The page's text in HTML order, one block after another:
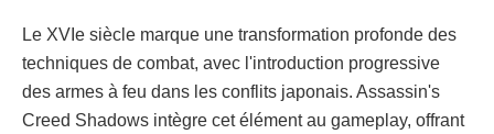
Le XVIe siècle marque une transformation profonde des
techniques de combat, avec l'introduction progressive
des armes à feu dans les conflits japonais. Assassin's
Creed Shadows intègre cet élément au gameplay, offrant